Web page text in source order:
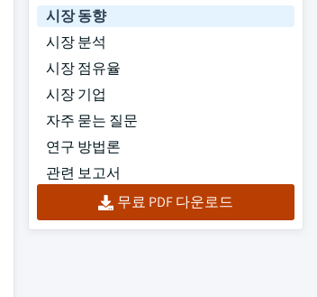
시장 동향
시장 분석
시장 점유율
시장 기업
자주 묻는 질문
연구 방법론
관련 보고서
무료 PDF 다운로드